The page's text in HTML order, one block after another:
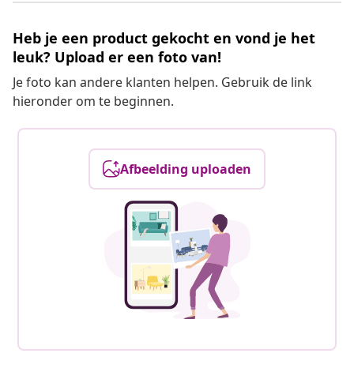
Heb je een product gekocht en vond je het
leuk? Upload er een foto van!
Je foto kan andere klanten helpen. Gebruik de link
hieronder om te beginnen.
Afbeelding uploaden